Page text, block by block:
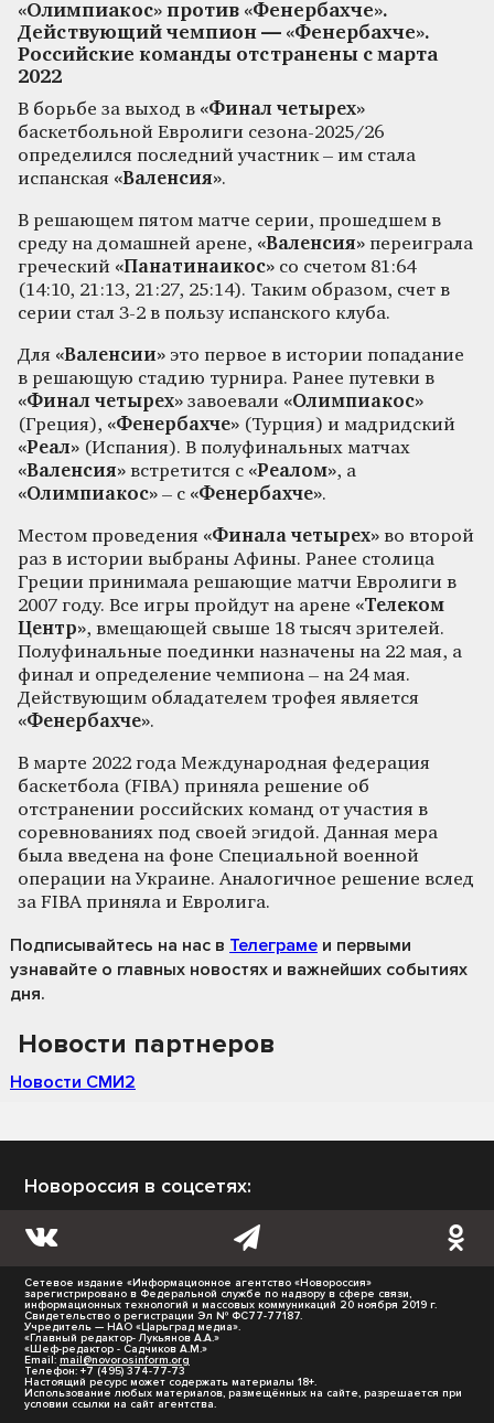
«Олимпиакос» против «Фенербахче».
Действующий чемпион — «Фенербахче».
Российские команды отстранены с марта
2022
В борьбе за выход в «Финал четырех»
баскетбольной Евролиги сезона-2025/26
определился последний участник – им стала
испанская «Валенсия».
В решающем пятом матче серии, прошедшем в
среду на домашней арене, «Валенсия» переиграла
греческий «Панатинаикос» со счетом 81:64
(14:10, 21:13, 21:27, 25:14). Таким образом, счет в
серии стал 3-2 в пользу испанского клуба.
Для «Валенсии» это первое в истории попадание
в решающую стадию турнира. Ранее путевки в
«Финал четырех» завоевали «Олимпиакос»
(Греция), «Фенербахче» (Турция) и мадридский
«Реал» (Испания). В полуфинальных матчах
«Валенсия» встретится с «Реалом», а
«Олимпиакос» – с «Фенербахче».
Местом проведения «Финала четырех» во второй
раз в истории выбраны Афины. Ранее столица
Греции принимала решающие матчи Евролиги в
2007 году. Все игры пройдут на арене «Телеком
Центр», вмещающей свыше 18 тысяч зрителей.
Полуфинальные поединки назначены на 22 мая, а
финал и определение чемпиона – на 24 мая.
Действующим обладателем трофея является
«Фенербахче».
В марте 2022 года Международная федерация
баскетбола (FIBA) приняла решение об
отстранении российских команд от участия в
соревнованиях под своей эгидой. Данная мера
была введена на фоне Специальной военной
операции на Украине. Аналогичное решение вслед
за FIBA приняла и Евролига.
Подписывайтесь на нас в Телеграме и первыми
узнавайте о главных новостях и важнейших событиях
дня.
Новости партнеров
Новости СМИ2
Новороссия в соцсетях:
Сетевое издание «Информационное агентство «Новороссия»
зарегистрировано в Федеральной службе по надзору в сфере связи,
информационных технологий и массовых коммуникаций 20 ноября 2019 г.
Свидетельство о регистрации Эл № ФС77-77187.
Учредитель — НАО «Царьград медиа».
«Главный редактор- Лукьянов А.А.»
«Шеф-редактор - Садчиков А.М.»
Email: mail@novorosinform.org
Телефон: +7 (495) 374-77-73
Настоящий ресурс может содержать материалы 18+.
Использование любых материалов, размещённых на сайте, разрешается при
условии ссылки на сайт агентства.